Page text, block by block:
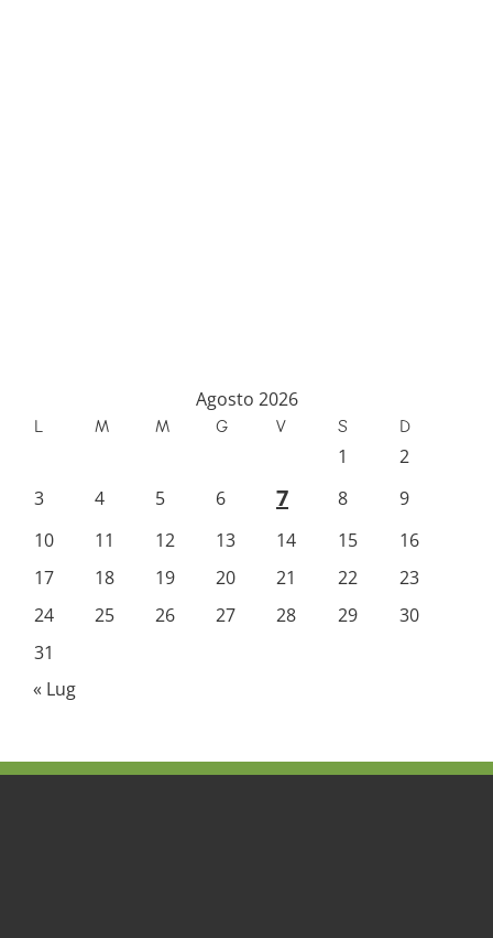
Agosto 2026
L M M G V S D
1
2
3
4 5 6 7 8
9
10
11 12 13 14 15
16
17
18 19 20 21 22
23
24
25 26 27 28 29
30
31
« Lug